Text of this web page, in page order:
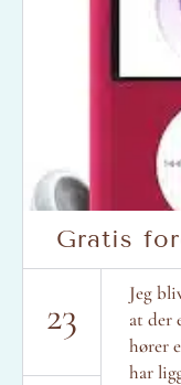
Gratis
23
Jeg
at der
hører
har